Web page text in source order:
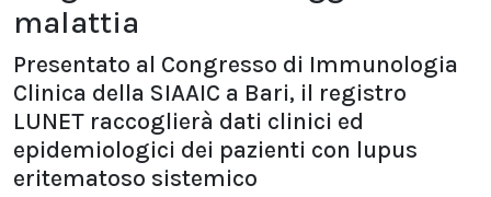
malattia
Presentato al Congresso di Immunologia
Clinica della SIAAIC a Bari, il registro
LUNET raccoglierà dati clinici ed
epidemiologici dei pazienti con lupus
eritematoso sistemico